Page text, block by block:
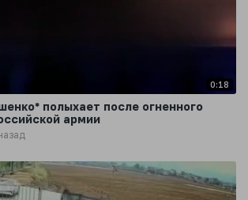
0:18
полыхает после огненного
армии